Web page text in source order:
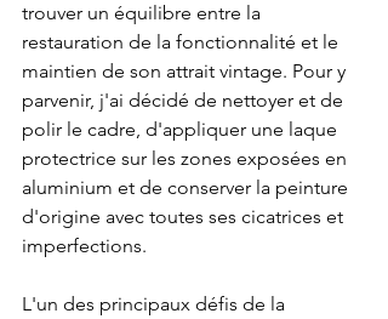
trouver un équilibre entre la
restauration de la fonctionnalité et le
maintien de son attrait vintage. Pour y
parvenir, j'ai décidé de nettoyer et de
polir le cadre, d'appliquer une laque
protectrice sur les zones exposées en
aluminium et de conserver la peinture
d'origine avec toutes ses cicatrices et
imperfections.
L'un des principaux défis de la